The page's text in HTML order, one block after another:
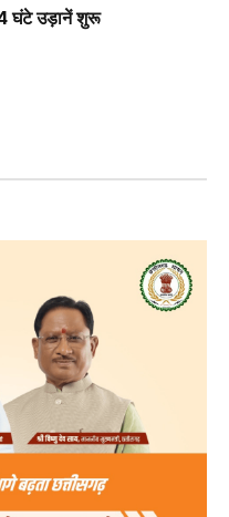
घंटे उड़ानें शुरू